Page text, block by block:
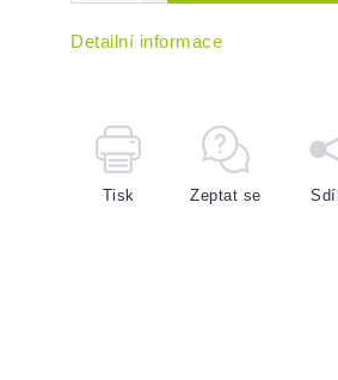
Detailní informace
Tisk Zeptat se